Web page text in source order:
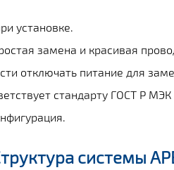
установке.
замена и красивая
отключать питание для
стандарту ГОСТ Р
системы